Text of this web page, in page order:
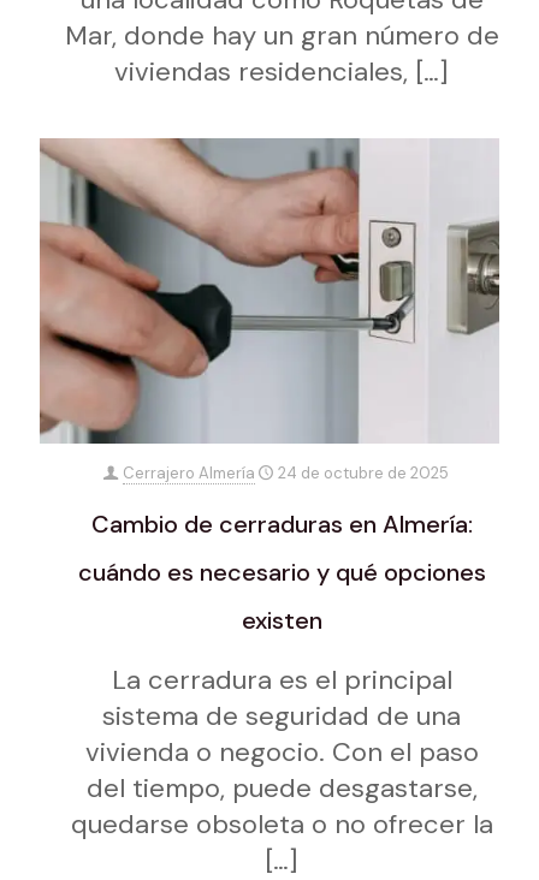
Mar, donde hay un gran número de
viviendas residenciales, […]
Cerrajero Almería 24 de octubre de 2025
Cambio de cerraduras en Almería:
cuándo es necesario y qué opciones
existen
La cerradura es el principal
sistema de seguridad de una
vivienda o negocio. Con el paso
del tiempo, puede desgastarse,
quedarse obsoleta o no ofrecer la
[…]